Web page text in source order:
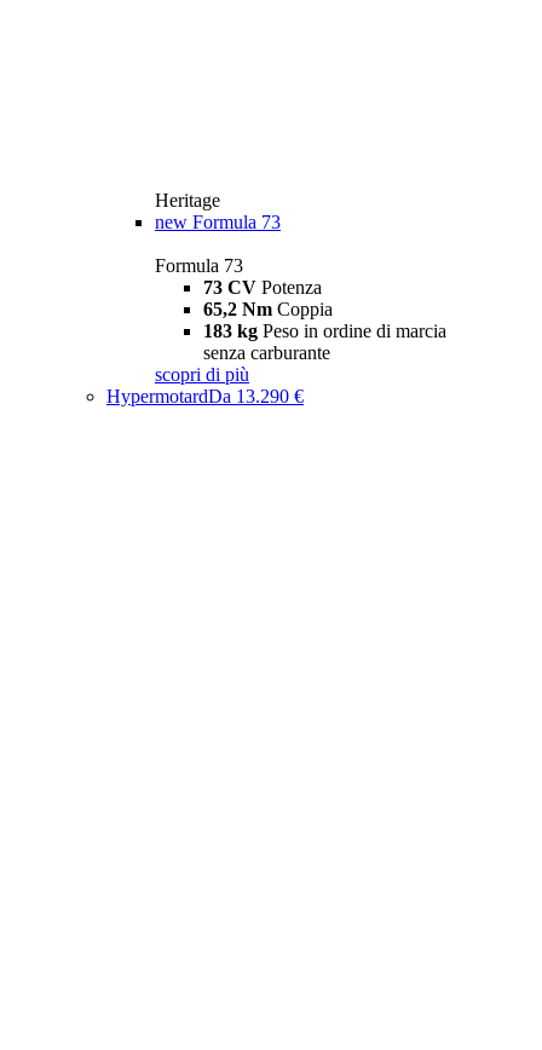
Heritage
new Formula 73
Formula 73
73 CV Potenza
65,2 Nm Coppia
183 kg Peso in ordine di marcia
senza carburante
scopri di più
HypermotardDa 13.290 €